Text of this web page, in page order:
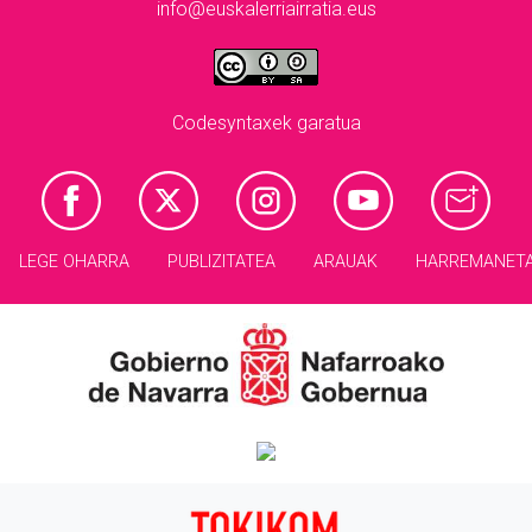
info@euskalerriairratia.eus
Codesyntaxek garatua
LEGE OHARRA PUBLIZITATEA ARAUAK